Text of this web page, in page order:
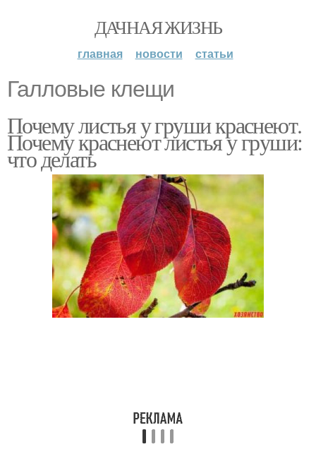
ДАЧНАЯ ЖИЗНЬ
главная новости статьи
Галловые клещи
Почему листья у груши краснеют.
Почему краснеют листья у груши:
что делать